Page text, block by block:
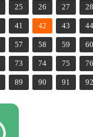
25 26 27
41 42 43
57 58 59
73 74 75
89 90 91